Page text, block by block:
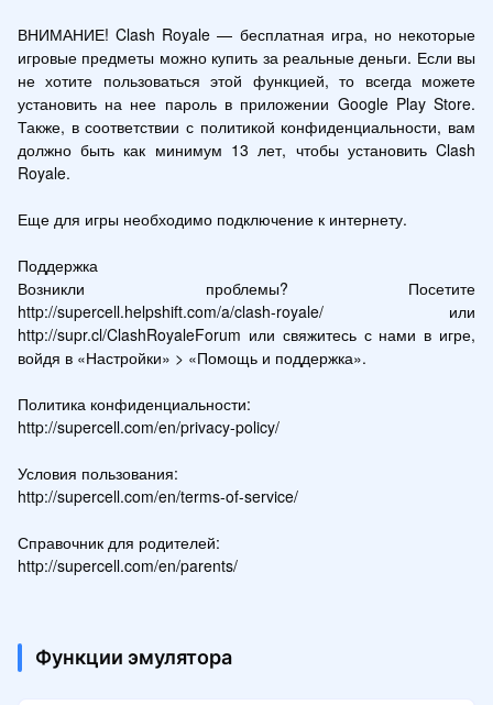
ВНИМАНИЕ! Clash Royale — бесплатная игра, но некоторые
игровые предметы можно купить за реальные деньги. Если вы
не хотите пользоваться этой функцией, то всегда можете
установить на нее пароль в приложении Google Play Store.
Также, в соответствии с политикой конфиденциальности, вам
должно быть как минимум 13 лет, чтобы установить Clash
Royale.
Еще для игры необходимо подключение к интернету.
Поддержка
Возникли проблемы? Посетите
http://supercell.helpshift.com/a/clash-royale/ или
http://supr.cl/ClashRoyaleForum или свяжитесь с нами в игре,
войдя в «Настройки» > «Помощь и поддержка».
Политика конфиденциальности:
http://supercell.com/en/privacy-policy/
Условия пользования:
http://supercell.com/en/terms-of-service/
Справочник для родителей:
http://supercell.com/en/parents/
Функции эмулятора